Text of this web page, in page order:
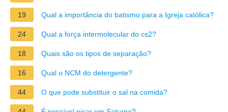
19 Qual a importância do batismo para a Igreja católica?
24 Qual a força intermolecular do cs2?
18 Quais são os tipos de separação?
16 Qual o NCM do detergente?
44 O que pode substituir o sal na comida?